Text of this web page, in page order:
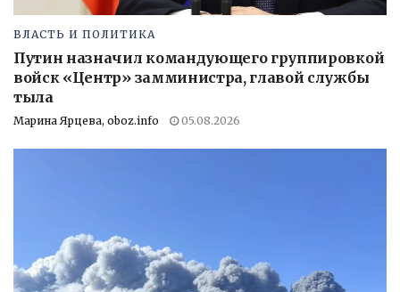
ВЛАСТЬ И ПОЛИТИКА
Путин назначил командующего группировкой
войск «Центр» замминистра, главой службы
тыла
Марина Ярцева, oboz.info 05.08.2026